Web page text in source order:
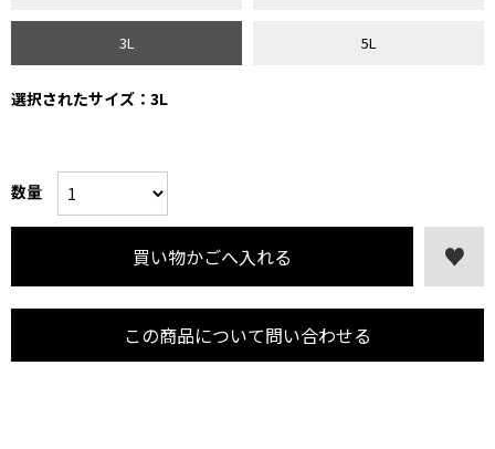
3L 5L
選択されたサイズ：3L
数量
この商品について問い合わせる